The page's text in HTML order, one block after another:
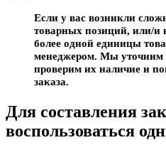
Если у вас возникли
товарных позиций, или/и
более одной единицы
менеджером. Мы уточним
проверим их наличие и
заказа.
Для составления
воспользоваться